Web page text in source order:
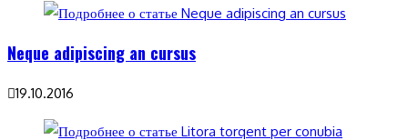
Neque adipiscing an cursus
19.10.2016